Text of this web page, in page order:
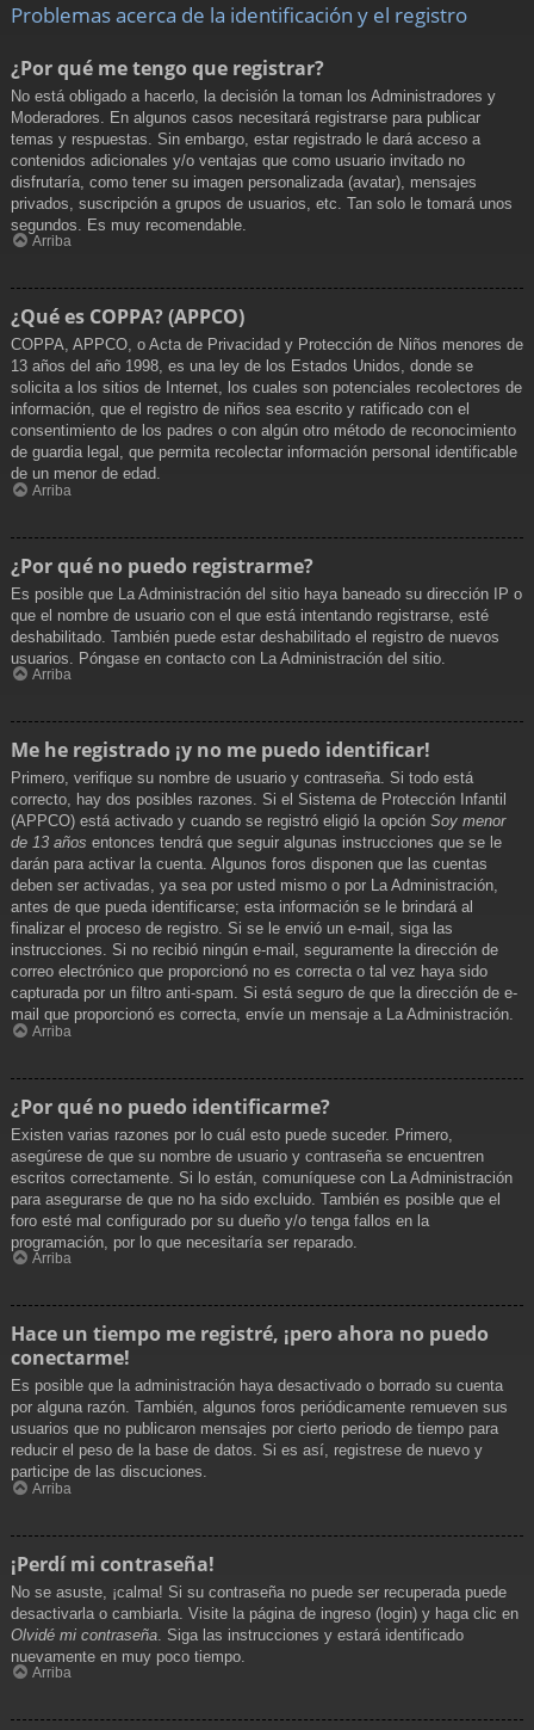
Problemas acerca de la identificación y el registro
¿Por qué me tengo que registrar?
No está obligado a hacerlo, la decisión la toman los Administradores y
Moderadores. En algunos casos necesitará registrarse para publicar
temas y respuestas. Sin embargo, estar registrado le dará acceso a
contenidos adicionales y/o ventajas que como usuario invitado no
disfrutaría, como tener su imagen personalizada (avatar), mensajes
privados, suscripción a grupos de usuarios, etc. Tan solo le tomará unos
segundos. Es muy recomendable.
Arriba
¿Qué es COPPA? (APPCO)
COPPA, APPCO, o Acta de Privacidad y Protección de Niños menores de
13 años del año 1998, es una ley de los Estados Unidos, donde se
solicita a los sitios de Internet, los cuales son potenciales recolectores de
información, que el registro de niños sea escrito y ratificado con el
consentimiento de los padres o con algún otro método de reconocimiento
de guardia legal, que permita recolectar información personal identificable
de un menor de edad.
Arriba
¿Por qué no puedo registrarme?
Es posible que La Administración del sitio haya baneado su dirección IP o
que el nombre de usuario con el que está intentando registrarse, esté
deshabilitado. También puede estar deshabilitado el registro de nuevos
usuarios. Póngase en contacto con La Administración del sitio.
Arriba
Me he registrado ¡y no me puedo identificar!
Primero, verifique su nombre de usuario y contraseña. Si todo está
correcto, hay dos posibles razones. Si el Sistema de Protección Infantil
(APPCO) está activado y cuando se registró eligió la opción Soy menor
de 13 años entonces tendrá que seguir algunas instrucciones que se le
darán para activar la cuenta. Algunos foros disponen que las cuentas
deben ser activadas, ya sea por usted mismo o por La Administración,
antes de que pueda identificarse; esta información se le brindará al
finalizar el proceso de registro. Si se le envió un e-mail, siga las
instrucciones. Si no recibió ningún e-mail, seguramente la dirección de
correo electrónico que proporcionó no es correcta o tal vez haya sido
capturada por un filtro anti-spam. Si está seguro de que la dirección de e-
mail que proporcionó es correcta, envíe un mensaje a La Administración.
Arriba
¿Por qué no puedo identificarme?
Existen varias razones por lo cuál esto puede suceder. Primero,
asegúrese de que su nombre de usuario y contraseña se encuentren
escritos correctamente. Si lo están, comuníquese con La Administración
para asegurarse de que no ha sido excluido. También es posible que el
foro esté mal configurado por su dueño y/o tenga fallos en la
programación, por lo que necesitaría ser reparado.
Arriba
Hace un tiempo me registré, ¡pero ahora no puedo
conectarme!
Es posible que la administración haya desactivado o borrado su cuenta
por alguna razón. También, algunos foros periódicamente remueven sus
usuarios que no publicaron mensajes por cierto periodo de tiempo para
reducir el peso de la base de datos. Si es así, registrese de nuevo y
participe de las discuciones.
Arriba
¡Perdí mi contraseña!
No se asuste, ¡calma! Si su contraseña no puede ser recuperada puede
desactivarla o cambiarla. Visite la página de ingreso (login) y haga clic en
Olvidé mi contraseña . Siga las instrucciones y estará identificado
nuevamente en muy poco tiempo.
Arriba